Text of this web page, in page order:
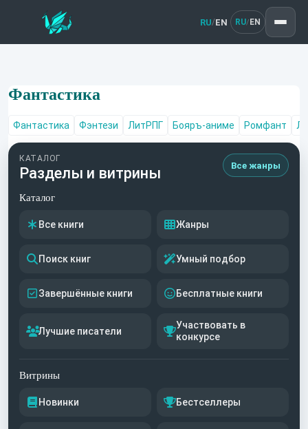
RU/EN RU/ EN
Фантастика
Фантастика Фэнтези ЛитРПГ Бояръ-аниме Ромфант
КАТАЛОГ
Разделы и витрины Все жанры
Каталог
Все книги Жанры
Поиск книг Умный подбор
Завершённые книги Бесплатные книги
Лучшие писатели
Участвовать в
конкурсе
Витрины
Новинки Бестселлеры